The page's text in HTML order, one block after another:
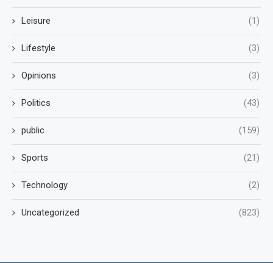
Leisure (1)
Lifestyle (3)
Opinions (3)
Politics (43)
public (159)
Sports (21)
Technology (2)
Uncategorized (823)